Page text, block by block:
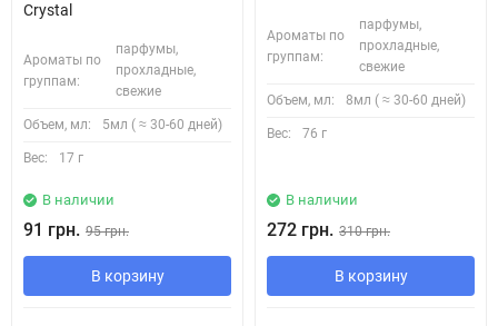
Crystal
Ароматы по
группам:
парфумы,
прохладные,
свежие
Объем, мл: 5мл ( ≈ 30-60 дней)
Вес: 17 г
В наличии
91 грн. 95 грн.
В корзину
Ароматы по
группам:
парфумы,
прохладные,
свежие
Объем, мл: 8мл ( ≈ 30-60 дней)
Вес: 76 г
В наличии
272 грн. 310 грн.
В корзину